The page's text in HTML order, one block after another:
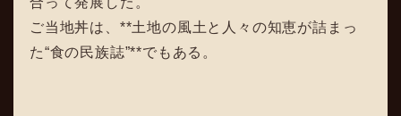
ご当地丼は、**土地の風土と人々の知恵が詰まっ
た“食の民族誌”**でもある。